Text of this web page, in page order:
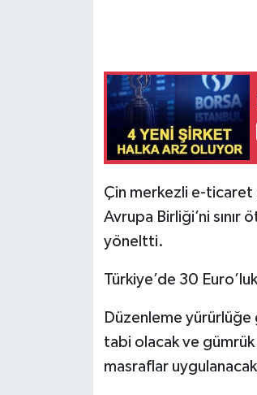
Çin merkezli e-ticaret
Avrupa Birliği’ni
yöneltti.
Türkiye’de 30
Düzenleme yürürlüğe
tabi olacak ve gümrük
masraflar